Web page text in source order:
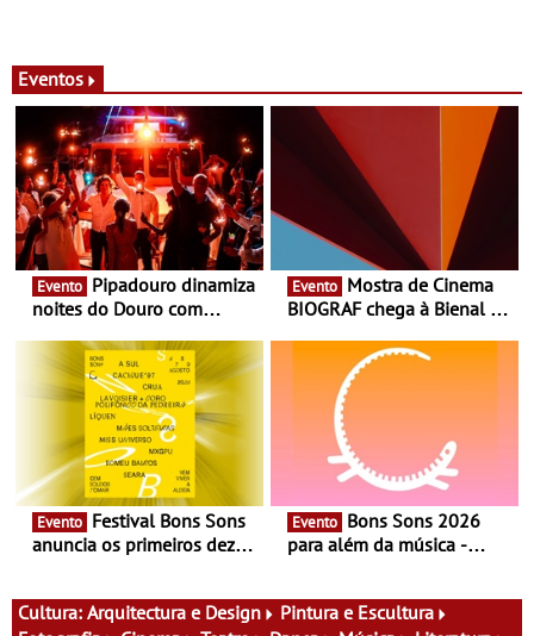
Eventos
Evento
noites do Douro com
vinho, gastronomia e
música
Evento
BIOGRAF chega à Bienal de
Documentário, ensaio
fílmico e práticas artísticas
Evento
anuncia os primeiros dez
Evento
para além da música -
atividades para toda a
Cultura: Arquitectura e Design
Pintura e Escultura